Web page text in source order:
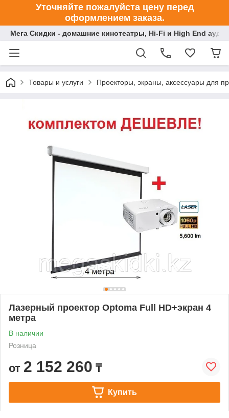
Уточняйте пожалуйста цену перед
оформлением заказа.
Мега Скидки - домашние кинотеатры, Hi-Fi и High End
Товары и услуги Проекторы, экраны, аксессуары для
Лазерный проектор Optoma Full HD+экран 4
метра
В наличии
Розница
от 2 152 260 ₸
Купить